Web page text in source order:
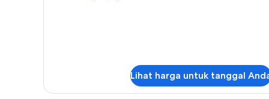
Lihat harga untuk tanggal